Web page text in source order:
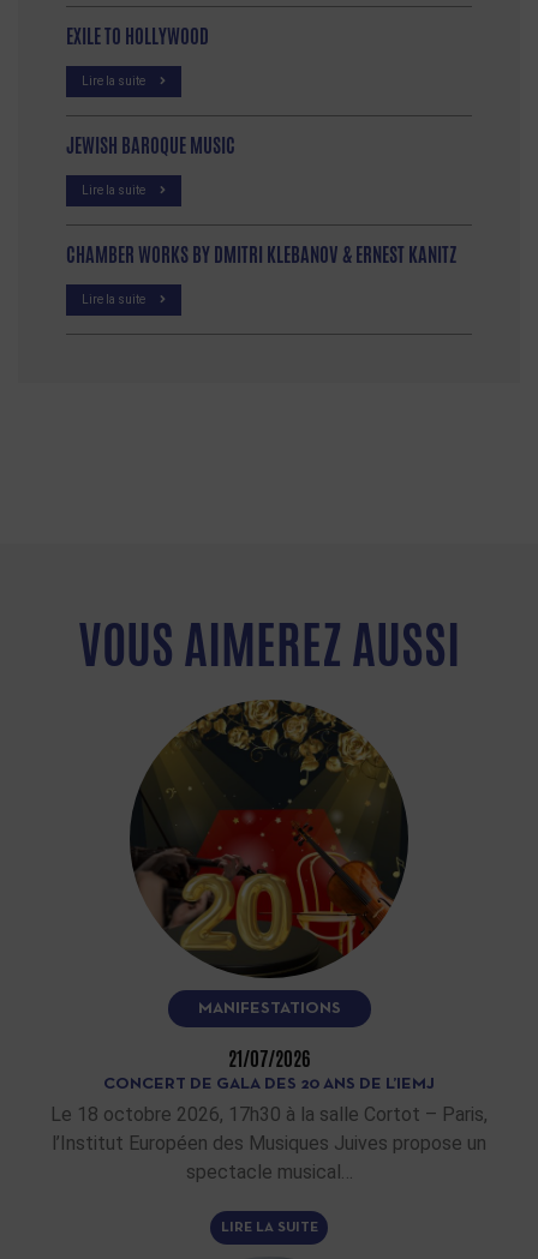
EXILE TO HOLLYWOOD
Lire la suite
JEWISH BAROQUE MUSIC
Lire la suite
CHAMBER WORKS BY DMITRI KLEBANOV & ERNEST KANITZ
Lire la suite
VOUS AIMEREZ AUSSI
MANIFESTATIONS
21/07/2026
CONCERT DE GALA DES 20 ANS DE L’IEMJ
Le 18 octobre 2026, 17h30 à la salle Cortot – Paris,
l’Institut Européen des Musiques Juives propose un
spectacle musical…
LIRE LA SUITE